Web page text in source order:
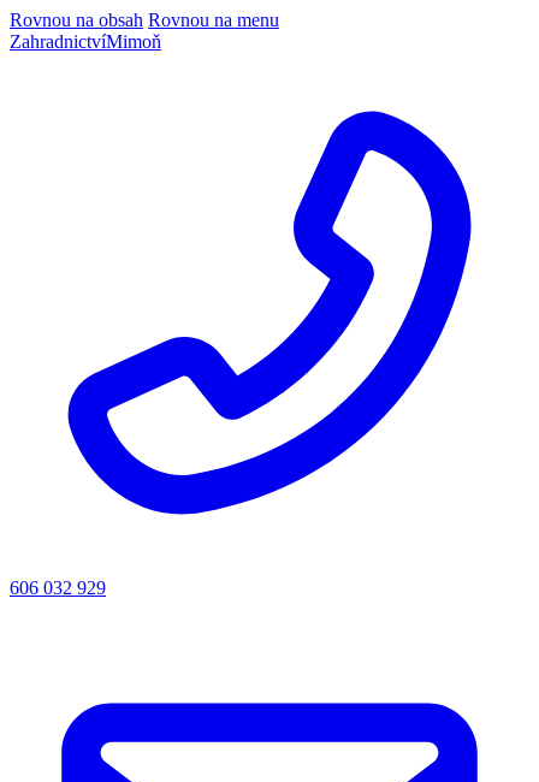
Rovnou na obsah Rovnou na menu
ZahradnictvíMimoň
606 032 929